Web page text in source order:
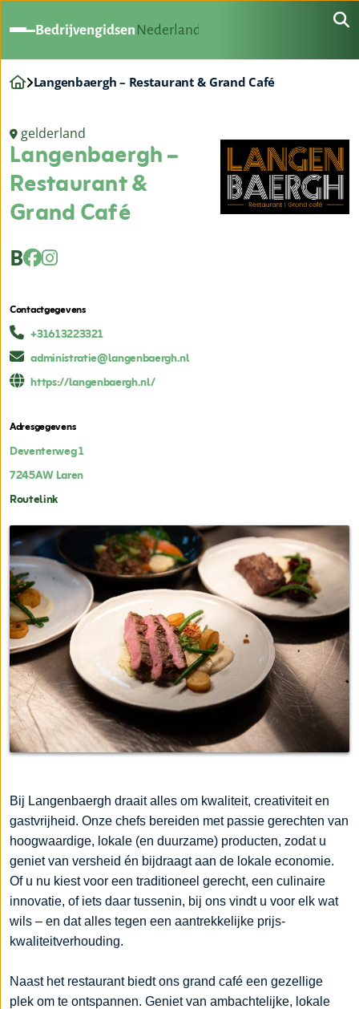
Bedrijvengidsen Nederland
Langenbaergh – Restaurant & Grand Café
gelderland
Langenbaergh –
Restaurant &
Grand Café
B
Contactgegevens
+31613223321
administratie@langenbaergh.nl
https://langenbaergh.nl/
Adresgegevens
Deventerweg 1
7245AWLaren
Routelink
Bij Langenbaergh draait alles om kwaliteit, creativiteit en
gastvrijheid. Onze chefs bereiden met passie gerechten van
hoogwaardige, lokale (en duurzame) producten, zodat u
geniet van versheid én bijdraagt aan de lokale economie.
Of u nu kiest voor een traditioneel gerecht, een culinaire
innovatie, of iets daar tussenin, bij ons vindt u voor elk wat
wils – en dat alles tegen een aantrekkelijke prijs-
kwaliteitverhouding.
Naast het restaurant biedt ons grand café een gezellige
plek om te ontspannen. Geniet van ambachtelijke, lokale